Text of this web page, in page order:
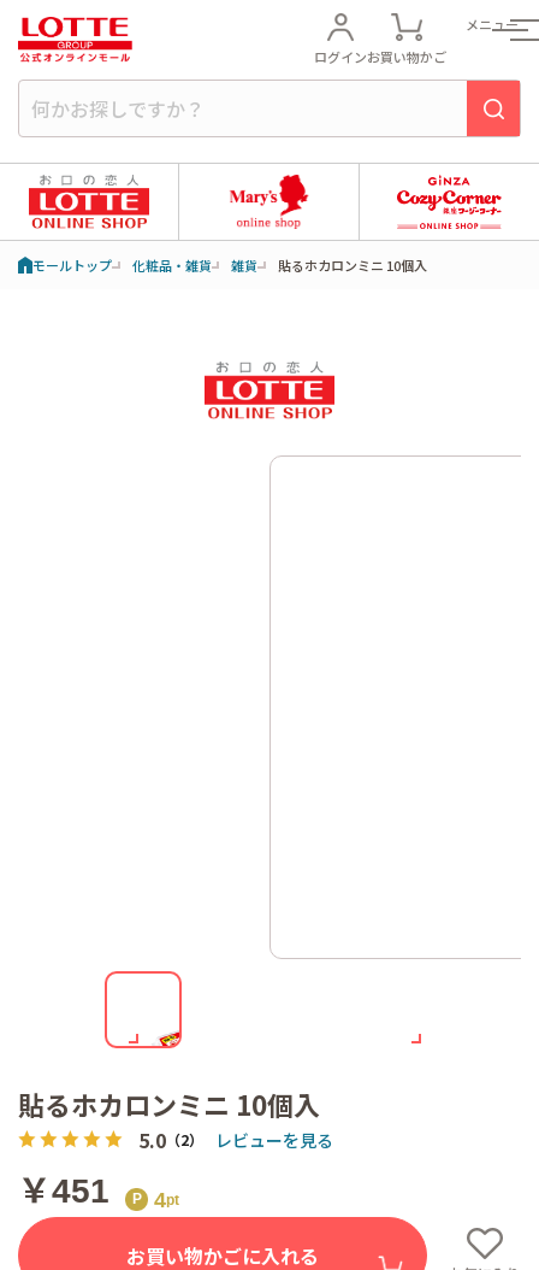
ログインお買い物かご
メニュー
モールトップ 化粧品・雑貨 雑貨 貼るホカロンミニ 10個入
貼るホカロンミニ 10個入
5.0 （2） レビューを見る
￥451 4
お買い物かごに入れる